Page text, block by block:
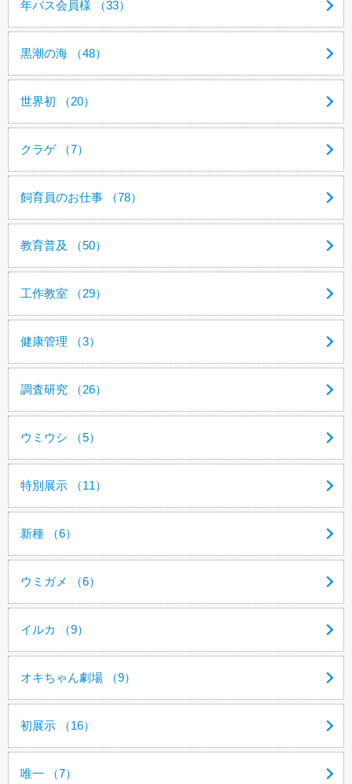
年パス会員様 （33）
黒潮の海 （48）
世界初 （20）
クラゲ （7）
飼育員のお仕事 （78）
教育普及 （50）
工作教室 （29）
健康管理 （3）
調査研究 （26）
ウミウシ （5）
特別展示 （11）
新種 （6）
ウミガメ （6）
イルカ （9）
オキちゃん劇場 （9）
初展示 （16）
唯一 （7）